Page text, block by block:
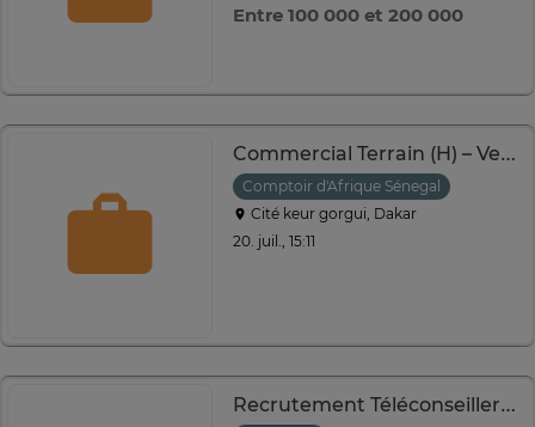
Entre 100 000 et 200 000
Commercial Terrain (H) – Vente de matériaux de construction
Comptoir d'Afrique Sénegal
Cité keur gorgui, Dakar
20. juil., 15:11
Recrutement Téléconseiller centre d'appel